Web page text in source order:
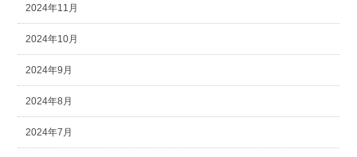
2024年11月
2024年10月
2024年9月
2024年8月
2024年7月